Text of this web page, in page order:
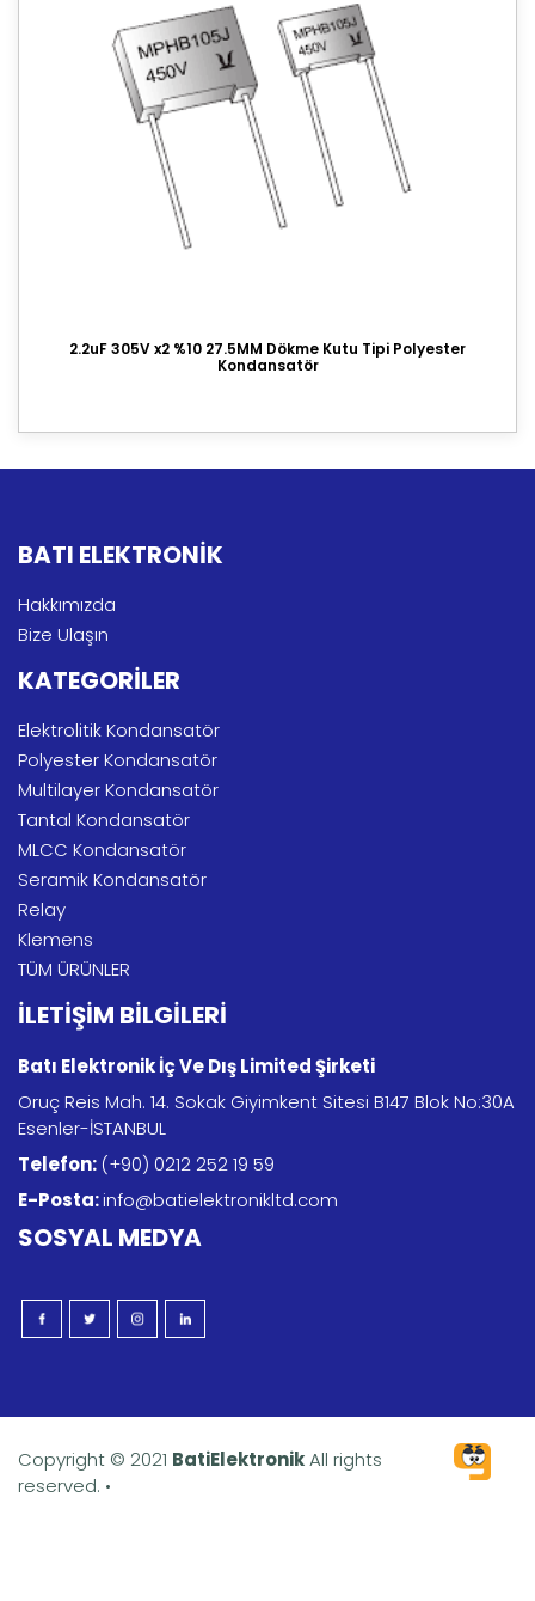
2.2uF 305V x2 %10 27.5MM Dökme Kutu Tipi Polyester
Kondansatör
BATI ELEKTRONİK
Hakkımızda
Bize Ulaşın
KATEGORİLER
Elektrolitik Kondansatör
Polyester Kondansatör
Multilayer Kondansatör
Tantal Kondansatör
MLCC Kondansatör
Seramik Kondansatör
Relay
Klemens
TÜM ÜRÜNLER
İLETİŞİM BİLGİLERİ
Batı Elektronik İç Ve Dış Limited Şirketi
Oruç Reis Mah. 14. Sokak Giyimkent Sitesi B147 Blok No:30A
Esenler-İSTANBUL
Telefon: (+90) 0212 252 19 59
E-Posta:info@batielektronikltd.com
SOSYAL MEDYA
Copyright © 2021 BatiElektronikAll rights
reserved. •